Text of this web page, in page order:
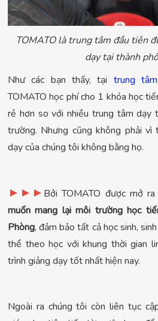
TOMATO là trung tâm đầu tiên
dạy tại thành
Như các bạn thấy, tại trung
TOMATO học phí cho 1 khóa học
rẻ hơn so với nhiều trung tâm
trường. Nhưng cũng không phải vì
dạy của chúng tôi không bằng họ.
► ► ► Bởi TOMATO được mở
muốn mang lại môi trường học
Phòng, đảm bảo tất cả học sinh,
thể theo học với khung thời gian
trình giảng dạy tốt nhất hiện nay.
Ngoài ra chúng tôi còn liên tục